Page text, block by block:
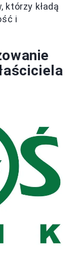
którzy kładą
i